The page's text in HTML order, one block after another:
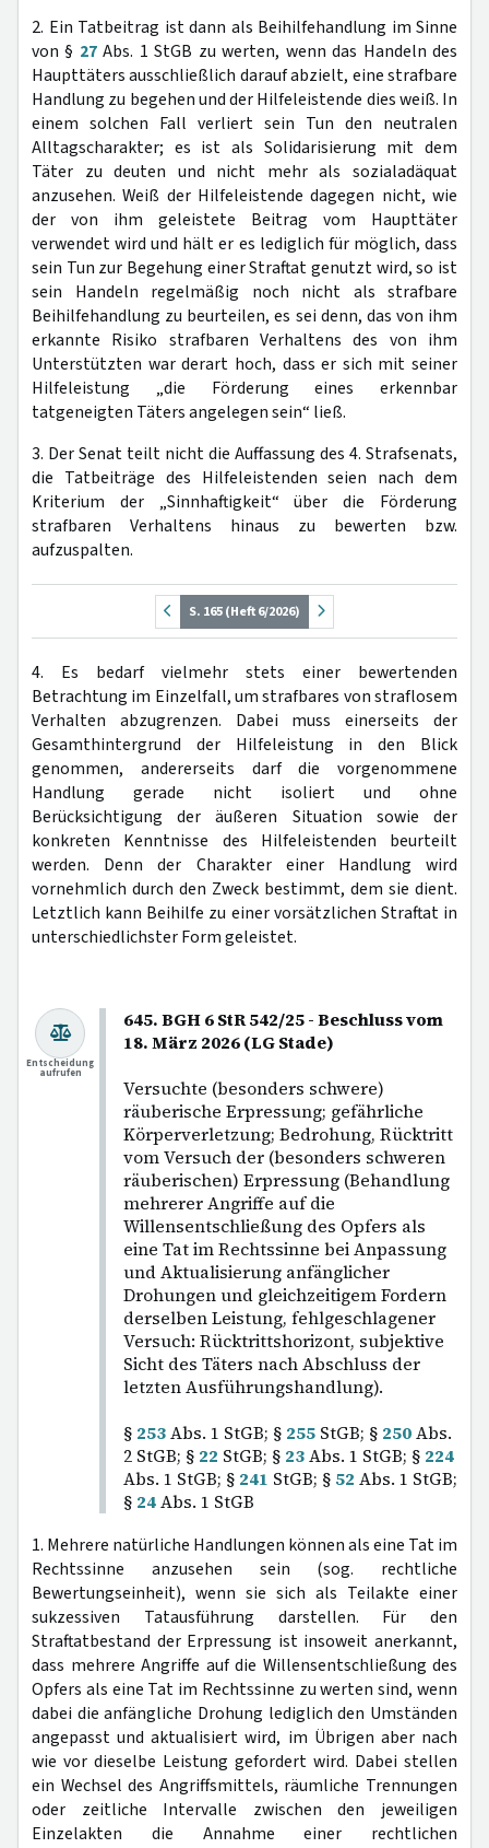
2. Ein Tatbeitrag ist dann als Beihilfehandlung im Sinne
von § 27Abs. 1 StGB zu werten, wenn das Handeln des
Haupttäters ausschließlich darauf abzielt, eine strafbare
Handlung zu begehen und der Hilfeleistende dies weiß. In
einem solchen Fall verliert sein Tun den neutralen
Alltagscharakter; es ist als Solidarisierung mit dem
Täter zu deuten und nicht mehr als sozialadäquat
anzusehen. Weiß der Hilfeleistende dagegen nicht, wie
der von ihm geleistete Beitrag vom Haupttäter
verwendet wird und hält er es lediglich für möglich, dass
sein Tun zur Begehung einer Straftat genutzt wird, so ist
sein Handeln regelmäßig noch nicht als strafbare
Beihilfehandlung zu beurteilen, es sei denn, das von ihm
erkannte Risiko strafbaren Verhaltens des von ihm
Unterstützten war derart hoch, dass er sich mit seiner
Hilfeleistung „die Förderung eines erkennbar
tatgeneigten Täters angelegen sein“ ließ.
3. Der Senat teilt nicht die Auffassung des 4. Strafsenats,
die Tatbeiträge des Hilfeleistenden seien nach dem
Kriterium der „Sinnhaftigkeit“ über die Förderung
strafbaren Verhaltens hinaus zu bewerten bzw.
aufzuspalten.
S. 165 (Heft 6/2026)
4. Es bedarf vielmehr stets einer bewertenden
Betrachtung im Einzelfall, um strafbares von straflosem
Verhalten abzugrenzen. Dabei muss einerseits der
Gesamthintergrund der Hilfeleistung in den Blick
genommen, andererseits darf die vorgenommene
Handlung gerade nicht isoliert und ohne
Berücksichtigung der äußeren Situation sowie der
konkreten Kenntnisse des Hilfeleistenden beurteilt
werden. Denn der Charakter einer Handlung wird
vornehmlich durch den Zweck bestimmt, dem sie dient.
Letztlich kann Beihilfe zu einer vorsätzlichen Straftat in
unterschiedlichster Form geleistet.
645. BGH 6 StR 542/25 - Beschluss vom
18. März 2026 (LG Stade)
Versuchte (besonders schwere)
räuberische Erpressung; gefährliche
Körperverletzung; Bedrohung, Rücktritt
vom Versuch der (besonders schweren
räuberischen) Erpressung (Behandlung
mehrerer Angriffe auf die
Willensentschließung des Opfers als
eine Tat im Rechtssinne bei Anpassung
und Aktualisierung anfänglicher
Drohungen und gleichzeitigem Fordern
derselben Leistung, fehlgeschlagener
Versuch: Rücktrittshorizont, subjektive
Sicht des Täters nach Abschluss der
letzten Ausführungshandlung).
§ 253Abs. 1 StGB; § 255 StGB; § 250Abs.
2 StGB; § 22 StGB; § 23Abs. 1 StGB; § 224
Abs. 1 StGB; § 241 StGB; § 52 Abs. 1 StGB;
§ 24Abs. 1 StGB
Entscheidung
aufrufen
1. Mehrere natürliche Handlungen können als eine Tat im
Rechtssinne anzusehen sein (sog. rechtliche
Bewertungseinheit), wenn sie sich als Teilakte einer
sukzessiven Tatausführung darstellen. Für den
Straftatbestand der Erpressung ist insoweit anerkannt,
dass mehrere Angriffe auf die Willensentschließung des
Opfers als eine Tat im Rechtssinne zu werten sind, wenn
dabei die anfängliche Drohung lediglich den Umständen
angepasst und aktualisiert wird, im Übrigen aber nach
wie vor dieselbe Leistung gefordert wird. Dabei stellen
ein Wechsel des Angriffsmittels, räumliche Trennungen
oder zeitliche Intervalle zwischen den jeweiligen
Einzelakten die Annahme einer rechtlichen